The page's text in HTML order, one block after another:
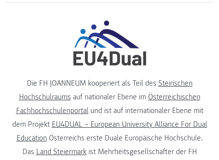
Die FH JOANNEUM kooperiert als Teil des Steirischen
Hochschulraums auf nationaler Ebene im Österreichischen
Fachhochschulenportalund ist auf internationaler Ebene mit
dem Projekt EU4DUAL – European University Alliance For Dual
Education Österreichs erste Duale Europäische Hochschule.
Das Land Steiermarkist Mehrheitsgesellschafter der FH